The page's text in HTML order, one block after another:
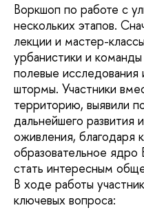
Воркшоп по работе с
нескольких этапов.
лекции и мастер-
урбанистики и
полевые
штормы. Участники
территорию, выявили
дальнейшего
оживления, благодаря
образовательное ядро
стать интересным
В ходе работы
ключевых вопроса: